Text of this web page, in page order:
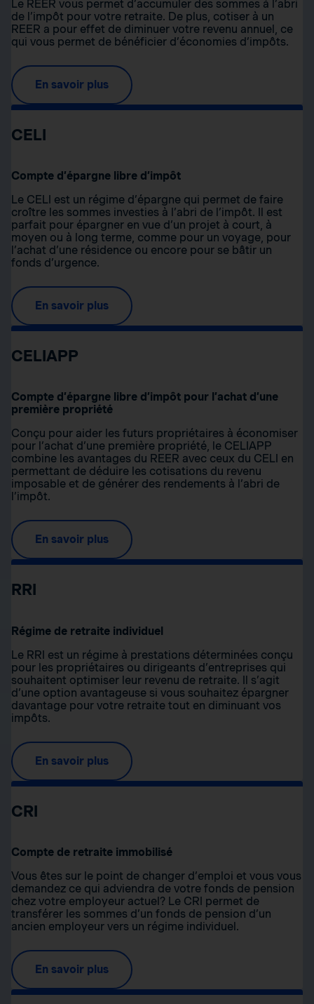
Le REER vous permet d’accumuler des sommes à l’abri
de l’impôt pour votre retraite. De plus, cotiser à un
REER a pour effet de diminuer votre revenu annuel, ce
qui vous permet de bénéficier d’économies d’impôts.
En savoir plus
CELI
Compte d’épargne libre d’impôt
Le CELI est un régime d’épargne qui permet de faire
croître les sommes investies à l’abri de l’impôt. Il est
parfait pour épargner en vue d’un projet à court, à
moyen ou à long terme, comme pour un voyage, pour
l’achat d’une résidence ou encore pour se bâtir un
fonds d’urgence.
En savoir plus
CELIAPP
Compte d’épargne libre d’impôt pour l’achat d’une
première propriété
Conçu pour aider les futurs propriétaires à économiser
pour l’achat d’une première propriété, le CELIAPP
combine les avantages du REER avec ceux du CELI en
permettant de déduire les cotisations du revenu
imposable et de générer des rendements à l’abri de
l’impôt.
En savoir plus
RRI
Régime de retraite individuel
Le RRI est un régime à prestations déterminées conçu
pour les propriétaires ou dirigeants d’entreprises qui
souhaitent optimiser leur revenu de retraite. Il s’agit
d’une option avantageuse si vous souhaitez épargner
davantage pour votre retraite tout en diminuant vos
impôts.
En savoir plus
CRI
Compte de retraite immobilisé
Vous êtes sur le point de changer d’emploi et vous vous
demandez ce qui adviendra de votre fonds de pension
chez votre employeur actuel? Le CRI permet de
transférer les sommes d’un fonds de pension d’un
ancien employeur vers un régime individuel.
En savoir plus